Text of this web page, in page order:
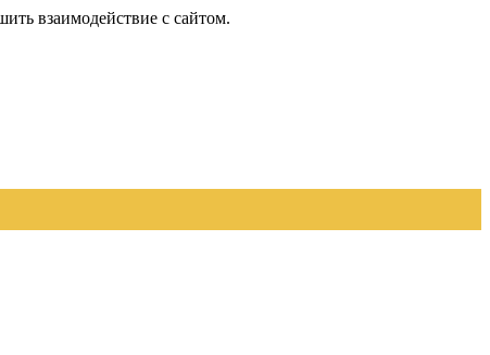
взаимодействие с сайтом.